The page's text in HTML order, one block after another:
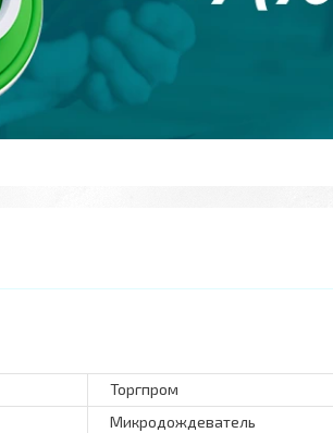
Торгпром
Микродождеватель